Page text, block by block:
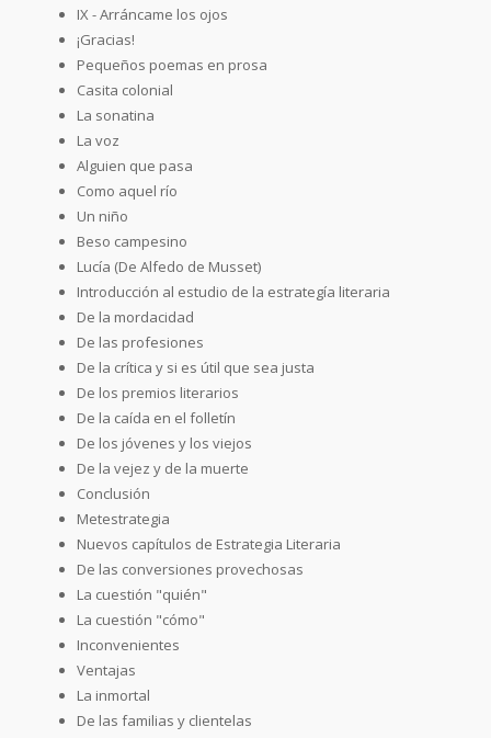
IX - Arráncame los ojos
¡Gracias!
Pequeños poemas en prosa
Casita colonial
La sonatina
La voz
Alguien que pasa
Como aquel río
Un niño
Beso campesino
Lucía (De Alfedo de Musset)
Introducción al estudio de la estrategía literaria
De la mordacidad
De las profesiones
De la crítica y si es útil que sea justa
De los premios literarios
De la caída en el folletín
De los jóvenes y los viejos
De la vejez y de la muerte
Conclusión
Metestrategia
Nuevos capítulos de Estrategia Literaria
De las conversiones provechosas
La cuestión "quién"
La cuestión "cómo"
Inconvenientes
Ventajas
La inmortal
De las familias y clientelas